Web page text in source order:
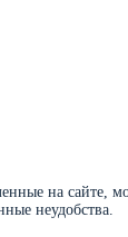
на сайте,
неудобства.